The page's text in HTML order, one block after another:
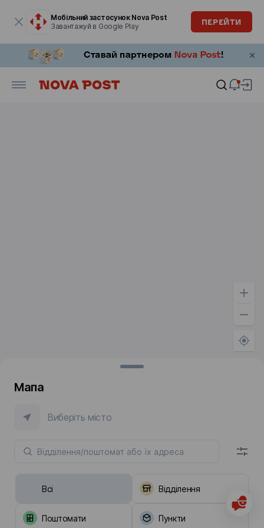
Мобільний застосунок Nova Post
Завантажуй в Google Play
ПЕРЕЙТИ
Мапа
Виберіть місто
Всі Відділення
Поштомати Пункти